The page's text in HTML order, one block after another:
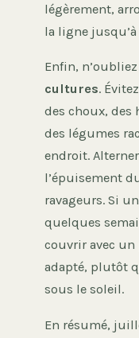
légèrement,
la ligne jusqu’à
Enfin,
cultures.
des choux, des
des légumes
endroit.
l’épuisement
ravageurs. Si
quelques
couvrir avec
adapté, plutôt
sous le soleil.
En résumé,